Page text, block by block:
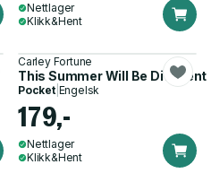
Nettlager
Klikk&Hent
Carley Fortune
This Summer Will Be Different
Pocket| Engelsk
179,-
Nettlager
Klikk&Hent